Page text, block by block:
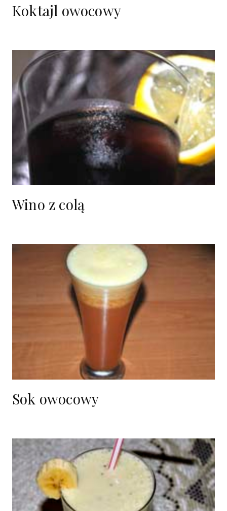
Koktajl owocowy
Wino z colą
Sok owocowy